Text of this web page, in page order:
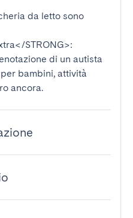
da letto sono
STRONG>:
di un autista
bambini, attività
ancora.